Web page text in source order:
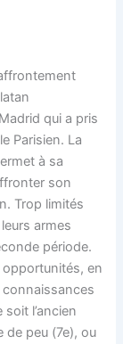
qui a pris
Parisien. La
à sa
son
Trop limités
armes
période.
opportunités, en
l’ancien
de peu (7e), ou